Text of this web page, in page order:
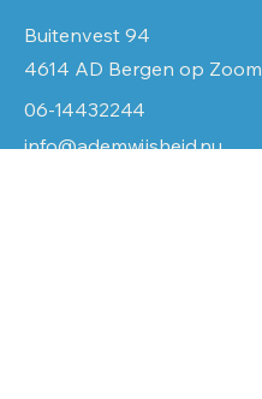
Buitenvest 94
4614 AD Bergen op Zoom
06-14432244
info@ademwijsheid.nu